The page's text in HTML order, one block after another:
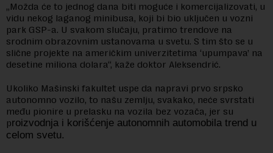
„Možda će to jednog dana biti moguće i komercijalizovati, u
vidu nekog laganog minibusa, koji bi bio uključen u vozni
park GSP-a. U svakom slučaju, pratimo trendove na
srodnim obrazovnim ustanovama u svetu. S tim što se u
slične projekte na američkim univerzitetima ‘upumpava’ na
desetine miliona dolara“, kaže doktor Aleksendrić.
Ukoliko Mašinski fakultet uspe da napravi prvo srpsko
autonomno vozilo, to našu zemlju, svakako, neće svrstati
među pionire u prelasku na vozila bez vozača, jer su
proizvodnja i korišćenje autonomnih automobila trend u
celom svetu.